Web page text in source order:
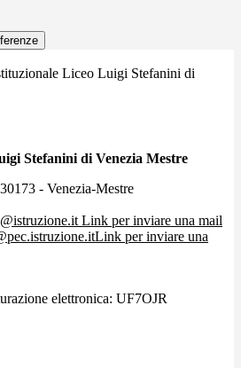
Liceo Luigi Stefanini di
Stefanini di Venezia Mestre
- Venezia-Mestre
Link per inviare una mail
Link per inviare una
elettronica: UF7OJR